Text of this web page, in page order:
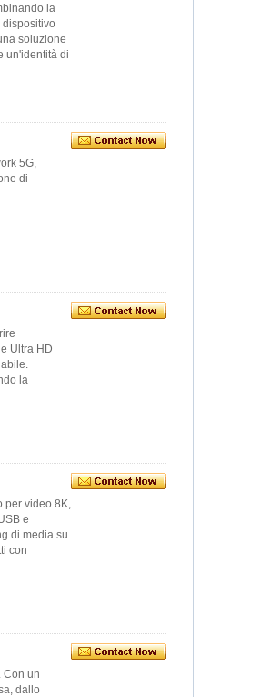
la
soluzione
un'identità di
5G,
di
Ultra HD
la
video 8K,
e
di media su
con
Con un
dallo